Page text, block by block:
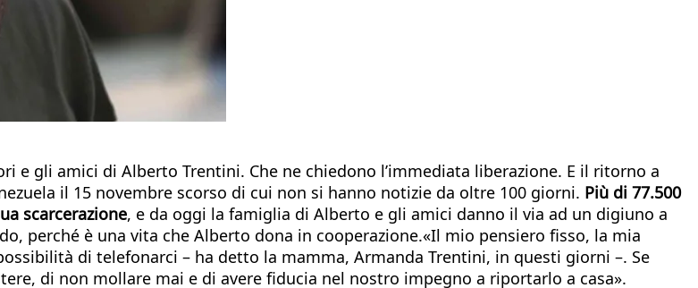
e gli amici di Alberto Trentini. Che ne chiedono l’immediata liberazione. E il ritorno a
il 15 novembre scorso di cui non si hanno notizie da oltre 100 giorni. Più di 77.500
scarcerazione, e da oggi la famiglia di Alberto e gli amici danno il via ad un digiuno a
perché è una vita che Alberto dona in cooperazione.«Il mio pensiero fisso, la mia
di telefonarci – ha detto la mamma, Armanda Trentini, in questi giorni –. Se
di non mollare mai e di avere fiducia nel nostro impegno a riportarlo a casa».